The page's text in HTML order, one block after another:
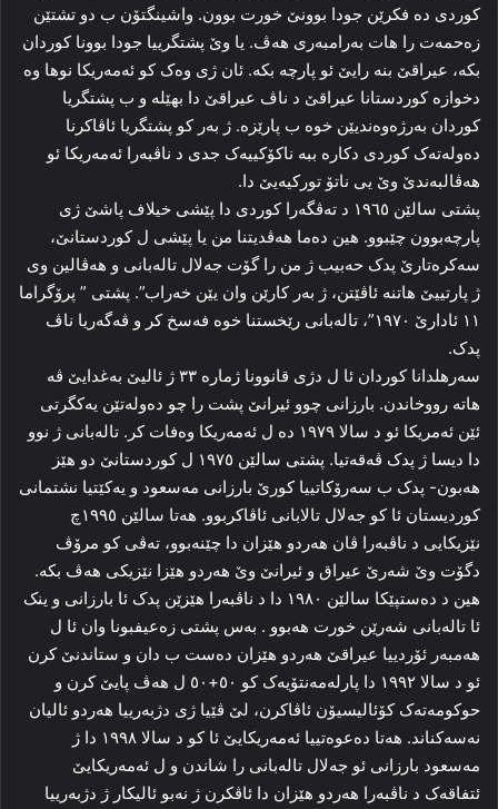
کوردی ده‌ فکرێن جودا بوونێ خورت بوون. واشینگتۆن ب دو تشتێن
زه‌حمه‌ت را‌ هات به‌رامبه‌ری هه‌ڤ. یا وێ‌ پشتگرییا جودا بوونا کوردان
بکه‌، عیراقێ بنه‌ رایێ ئو پا‌رچه‌ بکه‌. ئان ژی وه‌ک کو ئه‌مه‌ریکا نوها وه‌
دخوازه‌ کوردستانا عیراقێ د ناڤ عیراقێ دا بهێله‌ و ب پشتگریا
کوردان بەرژەوەندیێن خوه‌ ب پارێزه‌. ژ به‌ر کو پشتگریا ئاڤاکرنا
ده‌وله‌تەک کوردی دکاره‌ ببه‌ ناکۆکییه‌ک جدی د ناڤبه‌را ئه‌مه‌ریکا ئو
هه‌ڤالبه‌ندێ وێ‌ یی ناتۆ تورکیه‌یێ دا‌.
پشتی سالێن ۱۹٦٥ د ته‌ڤگه‌را کوردی دا پێشی خیلاف پاشێ ژی
پا‌رچه‌بوون چێبوو. هین ده‌ما هه‌ڤدیتنا من یا پێشی ل کوردستانێ،
سه‌کره‌تارێ پدک حه‌بیب ژ من را‌ گۆت جه‌لال تالەبانی و هه‌ڤالین وی
ژ پارتییێ هاتنه‌ ئاڤێتن، ژ به‌ر کارێن وان یێن خه‌راب”. پشتی ” پرۆگراما
۱۱ ئادارێ ۱۹۷۰”، تالەبانی رێخستنا خوه‌ فه‌سخ کر و ڤه‌گه‌ریا ناڤ
پدک.
سه‌رهلدانا كوردان ئا ل دژی قانوونا ژمارە ۳۳ ژ ئالیێ بەغدایێ ڤه‌
هاتە رووخاندن. بارزانی چوو ئیرانێ پشت را چو ده‌وله‌تێن یه‌کگرتی
ئێن ئه‌مریکا ئو د سالا ۱۹۷۹ ده‌ ل ئه‌مه‌ریکا وە‌فات کر. تالەبانی ژ نوو
دا دیسا ژ پدک ڤه‌قه‌تیا. پشتی سالێن ۱۹۷٥ ل کوردستانێ دو هێز
هه‌بون- پدک ب سه‌رۆکاتییا کورێ بارزانی مەسعود و یەكێتیا نشتمانی
کوردیستان ئا کو جه‌لال تالابانی ئاڤاکربوو. هه‌تا سالێن ۱۹۹٥چ
نێزیکایی د ناڤبه‌را ڤان هه‌ردو هێزان دا‌ چێنه‌بوو، ته‌ڤی کو مرۆڤ
دگۆت وێ شه‌رێ عیراق و ئیرانێ‌ وێ هه‌ردو هێزا نێزیكی هه‌ڤ بکه‌.
هین د ده‌ستپێکا سالێن ۱۹۸۰ دا د ناڤبه‌را هێزێن پدک ئا بارزانی و ینک
ئا تالەبانی شه‌رێن خورت هه‌بوو . به‌س پشتی زه‌عیفبونا وان ئا ل
هه‌مبه‌ر ئۆردییا عیراقێ هه‌ردو هێزان ده‌ست ب دان و ستا‌ندنێ کرن
ئو د سالا ۱۹۹۲ دا پارله‌مه‌نتۆیەک کو ٥۰+٥۰ ل هه‌ڤ پایێ کرن و
حوکومه‌ته‌ک کۆئالیسیۆن ئاڤاکرن، لێ ڤێیا ژی دژبه‌رییا هه‌ردو ئالیان
نه‌سه‌کناند. هه‌تا ده‌عوه‌تییا ئه‌مه‌ریکایێ ئا کو د سالا ۱۹۹۸ دا ژ
مەسعود بارزانی ئو جه‌لال تالەبانی را شاندن و ل ئه‌مه‌ریکایێ
ئتفاقه‌ک د ناڤبه‌را هه‌ردو هێزان دا ئاڤکرن ژ نه‌بو ئالیکار ژ دژبه‌رییا